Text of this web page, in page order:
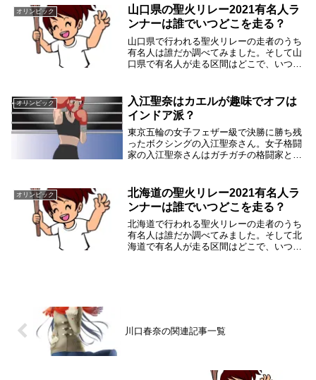
んな疑問について調べてみました。ウル
フ・アロンはハ...
オリンピック
山口県の聖火リレー2021有名人ラ
ンナーは誰でいつどこを走る？
山口県で行われる聖火リレーの走者のうち
有名人は誰だか調べてみました。そして山
口県で有名人が走る区間はどこで、いつ頃
施されます。応援するときは密に気をつけ
ましょうね。...
オリンピック
入江聖奈はカエルが趣味でオフは
インドア派？
東京五輪の女子フェザー級で決勝に勝ち残
ったボクシングの入江聖奈さん。女子格闘
家の入江聖奈さんはガチガチの格闘家と思
の反面オフはインドア派でカエルが好きな
かわいい面が...
オリンピック
北海道の聖火リレー2021有名人ラ
ンナーは誰でいつどこを走る？
北海道で行われる聖火リレーの走者のうち
有名人は誰だか調べてみました。そして北
海道で有名人が走る区間はどこで、いつ頃
川口春奈の関連記事一覧